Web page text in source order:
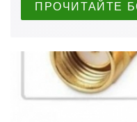
ПРОЧИТАЙТЕ